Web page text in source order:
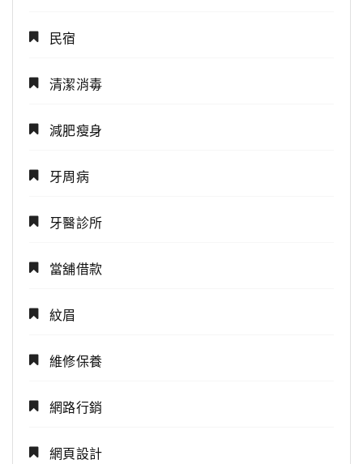
民宿
清潔消毒
減肥瘦身
牙周病
牙醫診所
當舖借款
紋眉
維修保養
網路行銷
網頁設計